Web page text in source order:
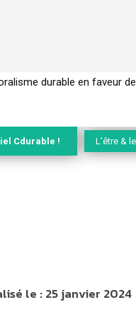
pour un modèle
Cdurable ! L'être &
le :25 janvier 2024